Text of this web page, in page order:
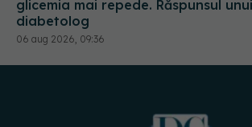
glicemia mai repede. Răspunsul
diabetolog
06 aug 2026, 09:36